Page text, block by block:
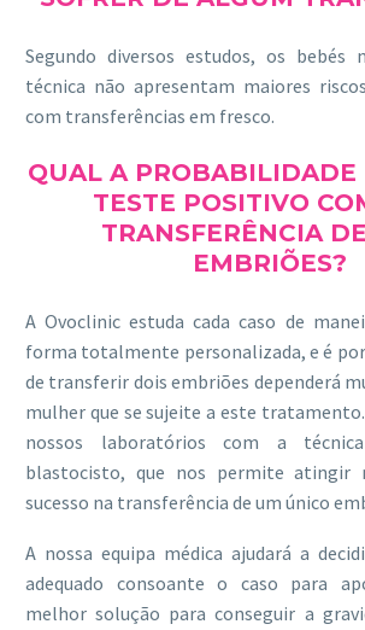
Segundo diversos estudos, os bebés
técnica não apresentam maiores
com transferências em fresco.
QUAL A PROBABILIDADE
TESTE POSITIVO
TRANSFERÊNCIA
EMBRIÕES?
A Ovoclinic estuda cada caso de
forma totalmente personalizada, e é por
de transferir dois embriões dependerá
mulher que se sujeite a este
nossos laboratórios com a
blastocisto, que nos permite atingir
sucesso na transferência de um único
A nossa equipa médica ajudará a
adequado consoante o caso para
melhor solução para conseguir a